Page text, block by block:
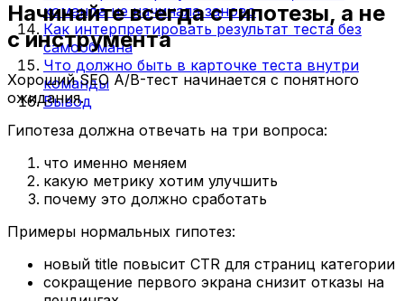
команда не начинала заново
Как интерпретировать результат теста без
самообмана
Что должно быть в карточке теста внутри
команды
Вывод
Начинайте всегда с гипотезы, а не
с инструмента
Хороший SEO A/B-тест начинается с понятного
ожидания.
Гипотеза должна отвечать на три вопроса:
что именно меняем
какую метрику хотим улучшить
почему это должно сработать
Примеры нормальных гипотез:
новый title повысит CTR для страниц категории
сокращение первого экрана снизит отказы на